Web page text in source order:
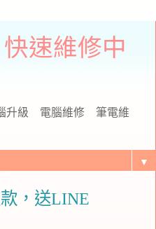
速維修中
升級 電腦維修 筆電維
▼
，送LINE